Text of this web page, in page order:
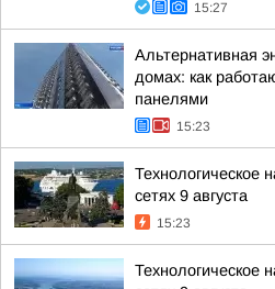
15:27
Альтернативная
домах: как
панелями
15:23
Технологическое
сетях 9 августа
15:23
Технологическое